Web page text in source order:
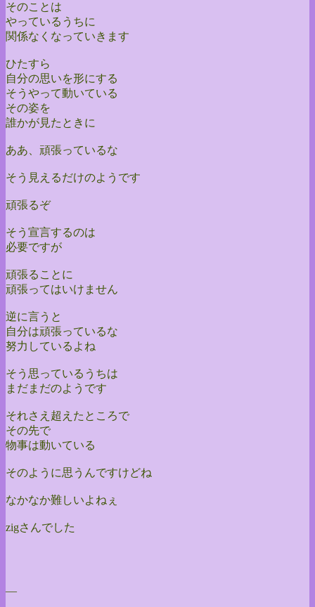
そのことは
やっているうちに
関係なくなっていきます
ひたすら
自分の思いを形にする
そうやって動いている
その姿を
誰かが見たときに
ああ、頑張っているな
そう見えるだけのようです
頑張るぞ
そう宣言するのは
必要ですが
頑張ることに
頑張ってはいけません
逆に言うと
自分は頑張っているな
努力しているよね
そう思っているうちは
まだまだのようです
それさえ超えたところで
その先で
物事は動いている
そのように思うんですけどね
なかなか難しいよねぇ
zigさんでした
—